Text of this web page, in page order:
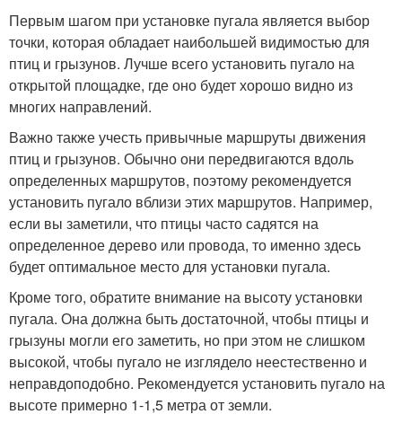
Первым шагом при установке пугала является выбор
точки, которая обладает наибольшей видимостью для
птиц и грызунов. Лучше всего установить пугало на
открытой площадке, где оно будет хорошо видно из
многих направлений.
Важно также учесть привычные маршруты движения
птиц и грызунов. Обычно они передвигаются вдоль
определенных маршрутов, поэтому рекомендуется
установить пугало вблизи этих маршрутов. Например,
если вы заметили, что птицы часто садятся на
определенное дерево или провода, то именно здесь
будет оптимальное место для установки пугала.
Кроме того, обратите внимание на высоту установки
пугала. Она должна быть достаточной, чтобы птицы и
грызуны могли его заметить, но при этом не слишком
высокой, чтобы пугало не изглядело неестественно и
неправдоподобно. Рекомендуется установить пугало на
высоте примерно 1-1,5 метра от земли.